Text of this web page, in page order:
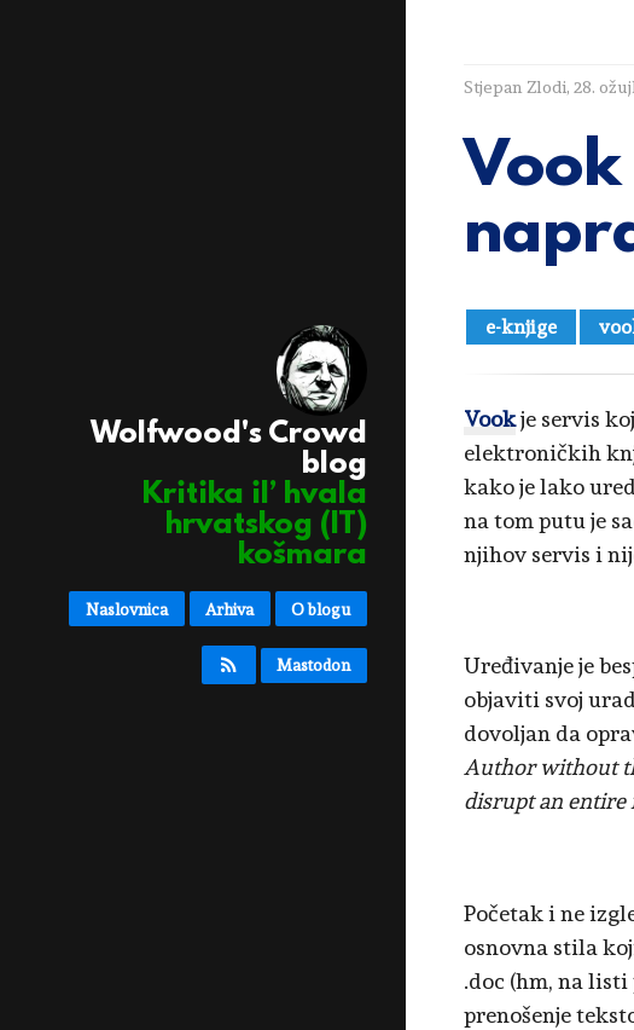
Wolfwood's Crowd
blog
Kritika il’ hvala
hrvatskog (IT)
košmara
Naslovnica Arhiva O blogu
Mastodon
Stjepan Zlodi, 28.
e-knjige
Vookje servis
elektroničkih
kako je lako
na tom putu je
njihov servis i
Uređivanje je
objaviti svoj
dovoljan da
Author without
disrupt an entire
Početak i ne
osnovna stila
.doc (hm, na
prenošenje